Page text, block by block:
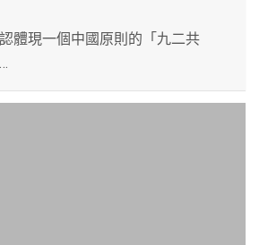
體現一個中國原則的「九二共